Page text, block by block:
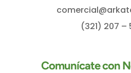
(321) 207 –
Comunícate con